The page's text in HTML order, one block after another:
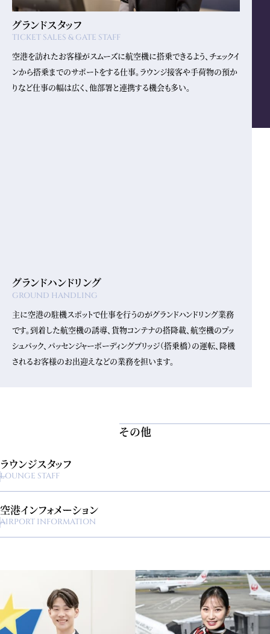
グランドスタッフ
TICKET SALES & GATE STAFF
空港を訪れたお客様がスムーズに航空機に搭乗できるよう、チェックイ
ンから搭乗までのサポートをする仕事。ラウンジ接客や手荷物の預か
りなど仕事の幅は広く、他部署と連携する機会も多い。
グランドハンドリング
GROUND HANDLING
主に空港の駐機スポットで仕事を行うのがグランドハンドリング業務
です。到着した航空機の誘導、貨物コンテナの搭降載、航空機のプッ
シュバック、パッセンジャーボーディングブリッジ（搭乗橋）の運転、降機
されるお客様のお出迎えなどの業務を担います。
その他
ラウンジスタッフ
LOUNGE STAFF
空港インフォメーション
AIRPORT INFORMATION